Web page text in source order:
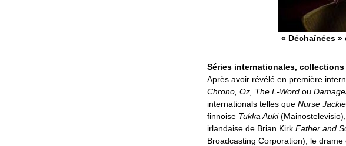
« Déchaînées »
Séries internationales,
Après avoir révélé en première
Chrono, Oz, The L-Word ou
internationals telles que Nurse Jackie
finnoise Tukka Auki
irlandaise de Brian Kirk Father and
Broadcasting Corporation), le drame